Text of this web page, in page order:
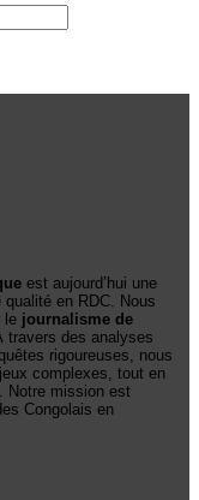
est aujourd’hui une
qualité en RDC. Nous
le journalisme de
travers des analyses
rigoureuses, nous
complexes, tout en
Notre mission est
Congolais en